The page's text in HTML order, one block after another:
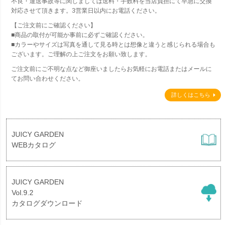
対応させて頂きます。3営業日以内にお電話ください。
【ご注文前にご確認ください】
■商品の取付が可能か事前に必ずご確認ください。
■カラーやサイズは写真を通して見る時とは想像と違うと感じられる場合も
ございます。ご理解の上ご注文をお願い致します。
ご注文前にご不明な点など御座いましたらお気軽にお電話またはメールに
てお問い合わせください。
詳しくはこちら
JUICY GARDEN
WEBカタログ
JUICY GARDEN
Vol.9.2
カタログダウンロード